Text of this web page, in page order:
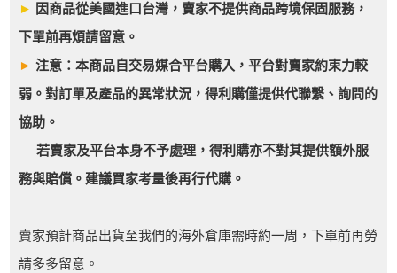
► 因商品從美國進口台灣，賣家不提供商品跨境保固服務，
下單前再煩請留意。
► 注意：本商品自交易媒合平台購入，平台對賣家約束力較
弱。對訂單及產品的異常狀況，得利購僅提供代聯繫、詢問的
協助。
若賣家及平台本身不予處理，得利購亦不對其提供額外服
務與賠償。建議買家考量後再行代購。
賣家預計商品出貨至我們的海外倉庫需時約一周，下單前再勞
請多多留意。